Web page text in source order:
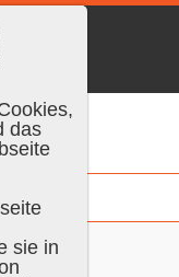
das
sie in